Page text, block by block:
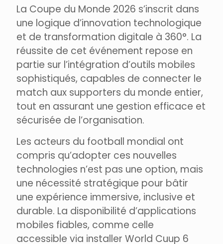
La Coupe du Monde 2026 s’inscrit dans
une logique d’innovation technologique
et de transformation digitale à 360°. La
réussite de cet événement repose en
partie sur l’intégration d’outils mobiles
sophistiqués, capables de connecter le
match aux supporters du monde entier,
tout en assurant une gestion efficace et
sécurisée de l’organisation.
Les acteurs du football mondial ont
compris qu’adopter ces nouvelles
technologies n’est pas une option, mais
une nécessité stratégique pour bâtir
une expérience immersive, inclusive et
durable. La disponibilité d’applications
mobiles fiables, comme celle
accessible via installer World Cuup 6